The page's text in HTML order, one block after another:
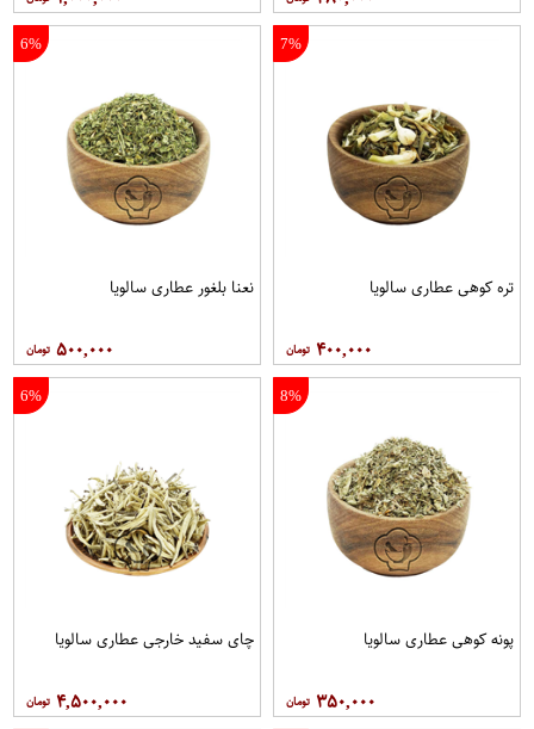
7%
تره کوهی عطاری سالویا
۴۰۰,۰۰۰
6%
نعنا بلغور عطاری سالویا
۵۰۰,۰۰۰
8%
پونه کوهی عطاری سالویا
۳۵۰,۰۰۰
6%
چای سفید خارجی عطاری سالویا
۴,۵۰۰,۰۰۰